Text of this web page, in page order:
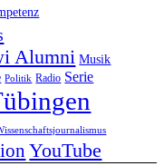
Alumni Musik
Politik Radio Serie
YouTube